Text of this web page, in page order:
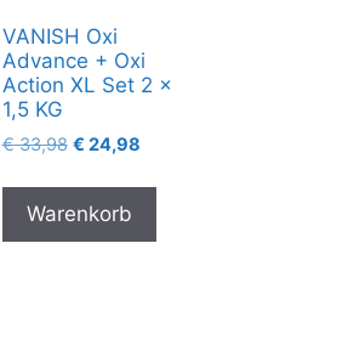
VANISH Oxi
Advance + Oxi
Action XL Set 2 x
1,5 KG
€33,98 € 24,98
Warenkorb